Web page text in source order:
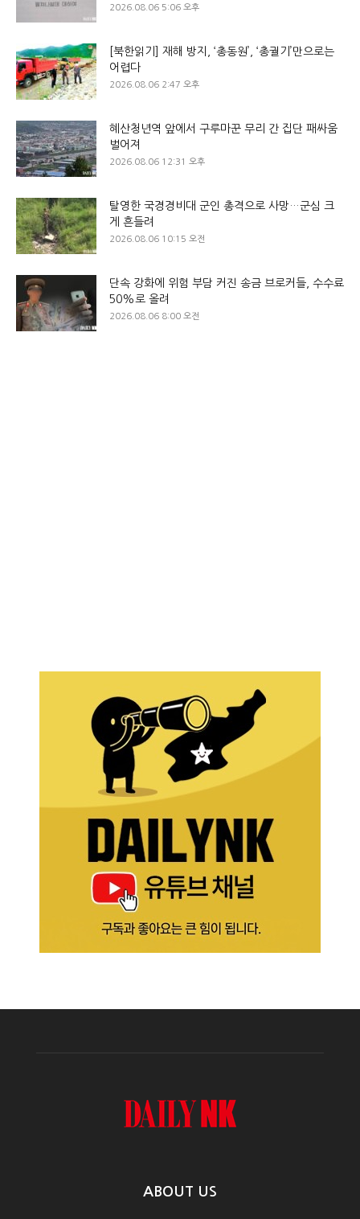
2026.08.06 5:06 오후
[북한읽기] 재해 방지, ‘총동원’, ‘총궐기’만으로는
어렵다
2026.08.06 2:47 오후
혜산청년역 앞에서 구루마꾼 무리 간 집단 패싸움
벌어져
2026.08.06 12:31 오후
탈영한 국경경비대 군인 총격으로 사망…군심 크
게 흔들려
2026.08.06 10:15 오전
단속 강화에 위험 부담 커진 송금 브로커들, 수수료
50%로 올려
2026.08.06 8:00 오전
ABOUT US